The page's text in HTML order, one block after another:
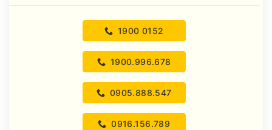
1900 0152
1900.996.678
0905.888.547
0916.156.789